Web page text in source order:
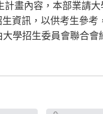
畫內容，本部業請
資訊，以供考生參
學招生委員會聯合會